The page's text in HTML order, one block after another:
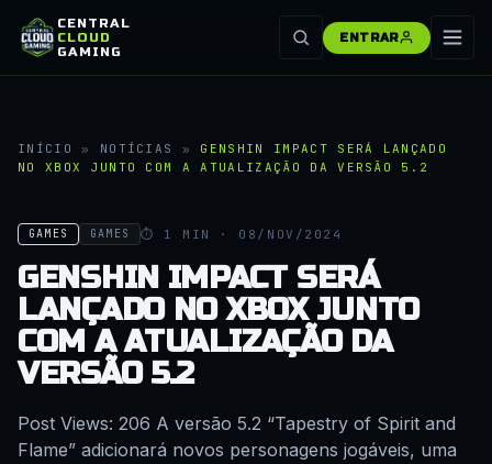
CENTRAL
CLOUD
GAMING
ENTRAR
INÍCIO » NOTÍCIAS » GENSHIN IMPACT SERÁ LANÇADO
NO XBOX JUNTO COM A ATUALIZAÇÃO DA VERSÃO 5.2
GAMES GAMES ⏱ 1 MIN · 08/NOV/2024
GENSHIN IMPACT SERÁ
LANÇADO NO XBOX JUNTO
COM A ATUALIZAÇÃO DA
VERSÃO 5.2
Post Views: 206 A versão 5.2 “Tapestry of Spirit and
Flame” adicionará novos personagens jogáveis, uma